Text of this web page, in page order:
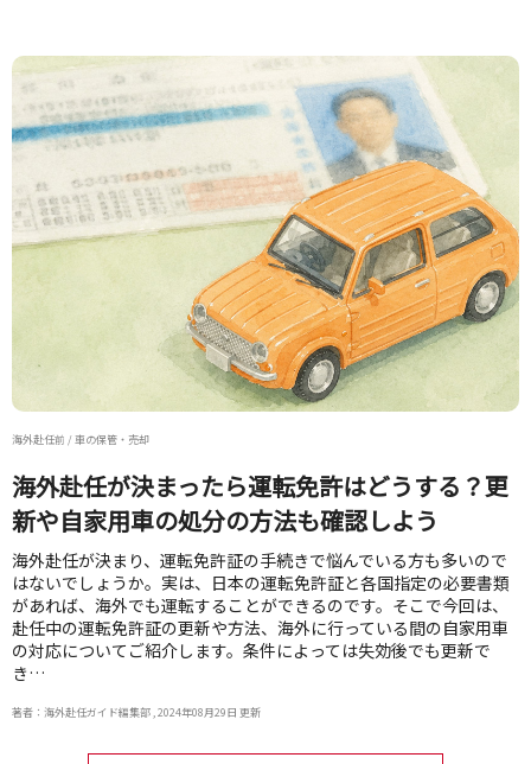
海外赴任前 / 車の保管・売却
海外赴任が決まったら運転免許はどうする？更
新や自家用車の処分の方法も確認しよう
海外赴任が決まり、運転免許証の手続きで悩んでいる方も多いので
はないでしょうか。実は、日本の運転免許証と各国指定の必要書類
があれば、海外でも運転することができるのです。そこで今回は、
赴任中の運転免許証の更新や方法、海外に行っている間の自家用車
の対応についてご紹介します。条件によっては失効後でも更新で
き…
著者：海外赴任ガイド編集部 , 2024年08月29日 更新